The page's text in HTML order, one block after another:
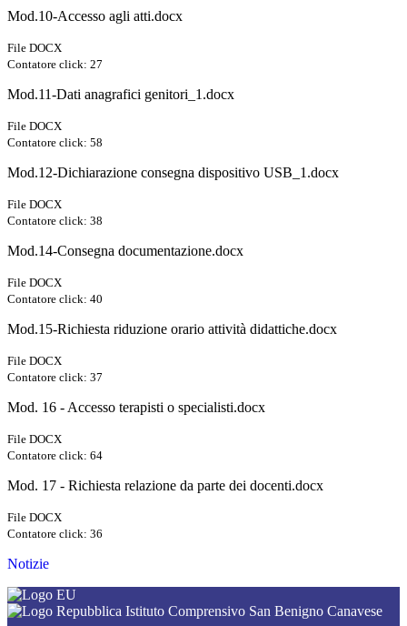
Mod.10-Accesso agli atti.docx
File DOCX
Contatore click: 27
Mod.11-Dati anagrafici genitori_1.docx
File DOCX
Contatore click: 58
Mod.12-Dichiarazione consegna dispositivo USB_1.docx
File DOCX
Contatore click: 38
Mod.14-Consegna documentazione.docx
File DOCX
Contatore click: 40
Mod.15-Richiesta riduzione orario attività didattiche.docx
File DOCX
Contatore click: 37
Mod. 16 - Accesso terapisti o specialisti.docx
File DOCX
Contatore click: 64
Mod. 17 - Richiesta relazione da parte dei docenti.docx
File DOCX
Contatore click: 36
Notizie
Istituto Comprensivo San Benigno Canavese